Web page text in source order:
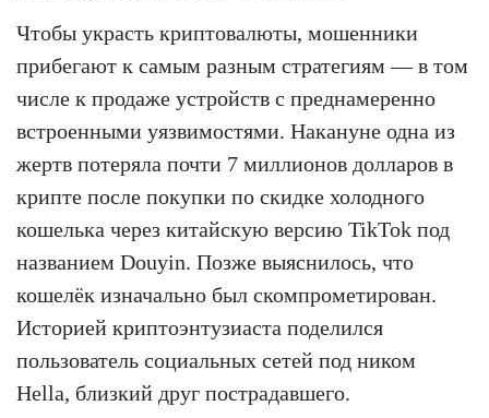
Чтобы украсть криптовалюты, мошенники
прибегают к самым разным стратегиям — в том
числе к продаже устройств с преднамеренно
встроенными уязвимостями. Накануне одна из
жертв потеряла почти 7 миллионов долларов в
крипте после покупки по скидке холодного
кошелька через китайскую версию TikTok под
названием Douyin. Позже выяснилось, что
кошелёк изначально был скомпрометирован.
Историей криптоэнтузиаста поделился
пользователь социальных сетей под ником
Hella, близкий друг пострадавшего.